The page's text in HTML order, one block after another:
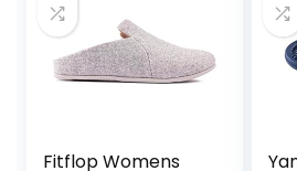
Fitflop Womens